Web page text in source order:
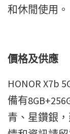
和休閒使用。
價格及供應
HONOR X7b
備有
青、星鑽銀